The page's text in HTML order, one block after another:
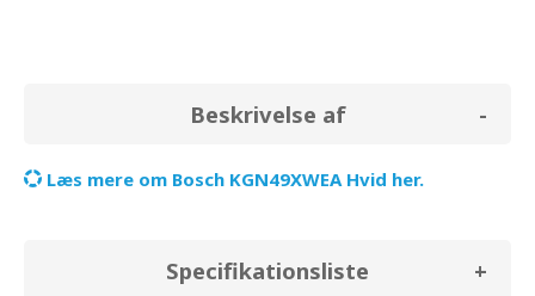
Beskrivelse af
Læs mere om Bosch KGN49XWEA Hvid her.
Specifikationsliste